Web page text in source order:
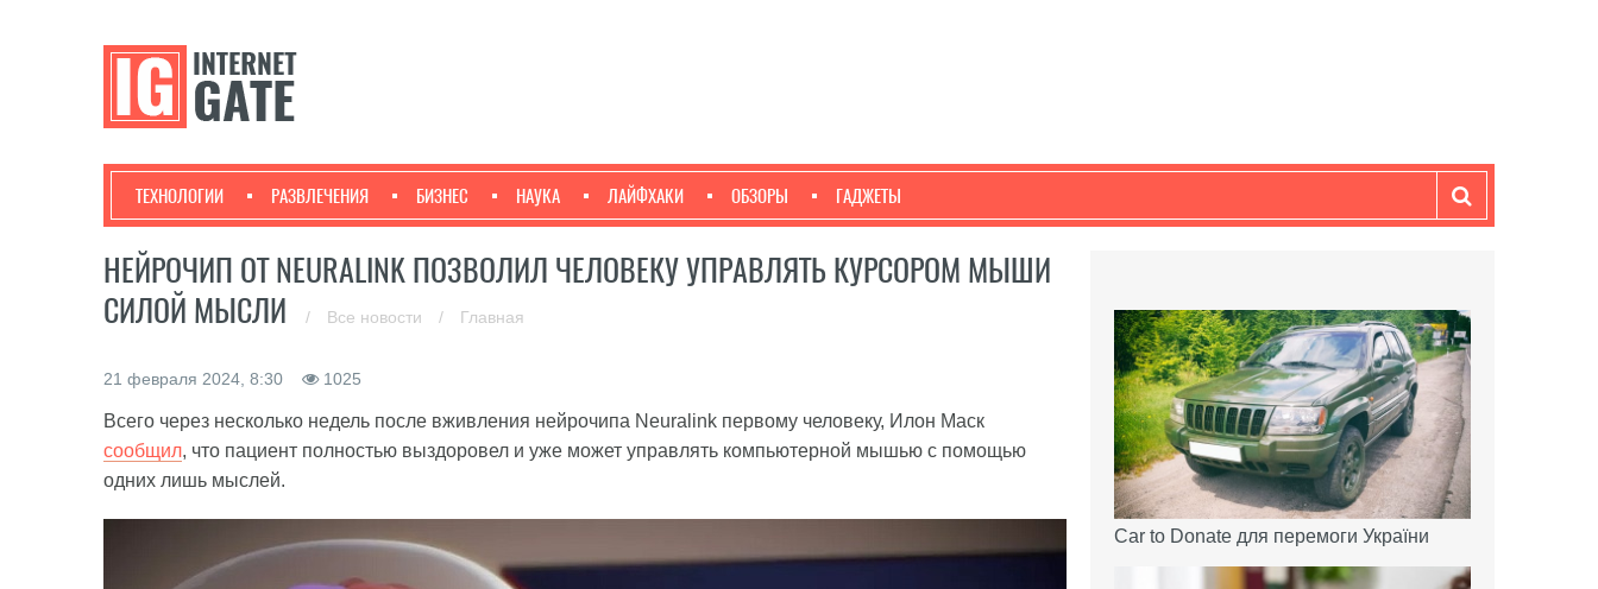
ТЕХНОЛОГИИ РАЗВЛЕЧЕНИЯ БИЗНЕС НАУКА ЛАЙФХАКИ ОБЗОРЫ ГАДЖЕТЫ
НЕЙРОЧИП ОТ NEURALINK ПОЗВОЛИЛ ЧЕЛОВЕКУ УПРАВЛЯТЬ КУРСОРОМ МЫШИ
СИЛОЙ МЫСЛИ
/ Все новости / Главная
21 февраля 2024, 8:30 1025
Всего через несколько недель после вживления нейрочипа Neuralink первому человеку, Илон Маск
сообщил, что пациент полностью выздоровел и уже может управлять компьютерной мышью с помощью
одних лишь мыслей.
Car to Donate для перемоги України